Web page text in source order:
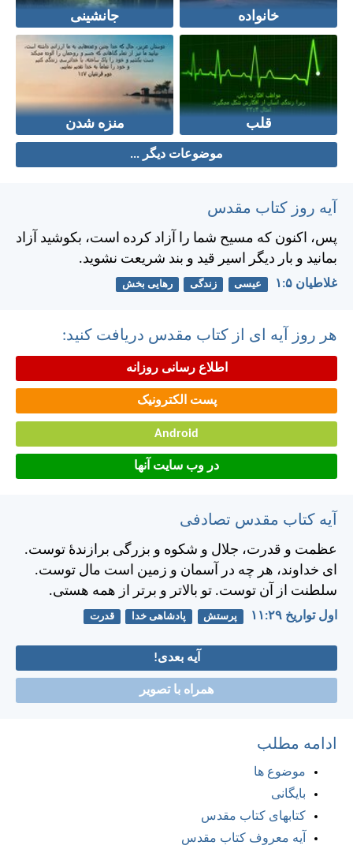
خانواده جانشینی
قلب منزه شدن
موضوعات دیگر ...
آیه روز کتاب مقدس
پس، اكنون كه مسيح شما را آزاد كرده است، بكوشيد آزاد
بمانيد و بار ديگر اسير قيد و بند شريعت نشويد.
غلاطيان ۵:‏۱ عیسی زندگی رهایی بخش
هر روز آیه ای از کتاب مقدس دریافت کنید:
اطلاع رسانی روزانه
پست الکترونیک
Android
در وب سایت آنها
آیه کتاب مقدس تصادفی
عظمت و قدرت، جلال و شكوه و بزرگی برازندهٔ توست.
ای خداوند، هر چه در آسمان و زمين است مال توست.
سلطنت از آن توست. تو بالاتر و برتر از همه هستی.
اول تواريخ ۲۹:‏۱۱ پرستش پادشاهی خدا قدرت
آیه بعدی!
همراه با تصویر
ادامه مطلب
موضوع ها
بایگانی
کتابهای کتاب مقدس
آیه معروف کتاب مقدس